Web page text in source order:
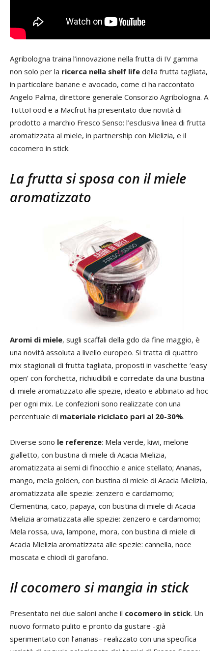
Agribologna traina l’innovazione nella frutta di IV gamma
non solo per la ricerca nella shelf life della frutta tagliata,
in particolare banane e avocado, come ci ha raccontato
Angelo Palma, direttore generale Consorzio Agribologna. A
TuttoFood e a Macfrut ha presentato due novità di
prodotto a marchio Fresco Senso: l’esclusiva linea di frutta
aromatizzata al miele, in partnership con Mielizia, e il
cocomero in stick.
La frutta si sposa con il miele
aromatizzato
Aromi di miele, sugli scaffali della gdo da fine maggio, è
una novità assoluta a livello europeo. Si tratta di quattro
mix stagionali di frutta tagliata, proposti in vaschette ‘easy
open’ con forchetta, richiudibili e corredate da una bustina
di miele aromatizzato alle spezie, ideato e abbinato ad hoc
per ogni mix. Le confezioni sono realizzate con una
percentuale di materiale riciclato pari al 20-30%.
Diverse sono le referenze: Mela verde, kiwi, melone
gialletto, con bustina di miele di Acacia Mielizia,
aromatizzata ai semi di finocchio e anice stellato; Ananas,
mango, mela golden, con bustina di miele di Acacia Mielizia,
aromatizzata alle spezie: zenzero e cardamomo;
Clementina, caco, papaya, con bustina di miele di Acacia
Mielizia aromatizzata alle spezie: zenzero e cardamomo;
Mela rossa, uva, lampone, mora, con bustina di miele di
Acacia Mielizia aromatizzata alle spezie: cannella, noce
moscata e chiodi di garofano.
Il cocomero si mangia in stick
Presentato nei due saloni anche il cocomero in stick. Un
nuovo formato pulito e pronto da gustare -già
sperimentato con l’ananas– realizzato con una specifica